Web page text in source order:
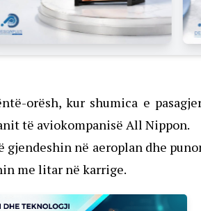
orësh, kur shumica e
të aviokompanisë All Nippon.
gjendeshin në aeroplan dhe
me litar në karrige.